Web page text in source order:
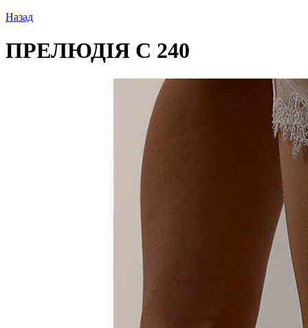
Назад
ПРЕЛЮДІЯ С 240